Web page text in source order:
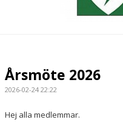
KONTAKT ÅKARP IF
OM FÖRENINGEN
Årsmöte 2026
2026-02-24 22:22
Hej alla medlemmar.